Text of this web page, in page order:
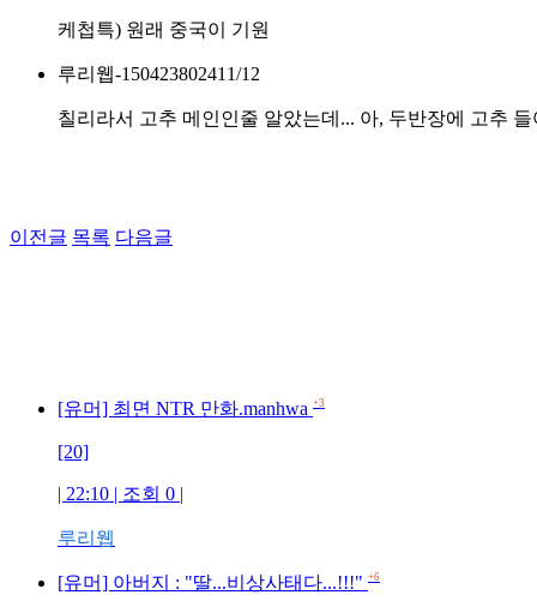
케첩특) 원래 중국이 기원
루리웹-150423802411/12
칠리라서 고추 메인인줄 알았는데... 아, 두반장에 고추 들
이전글 목록 다음글
[유머] 최면 NTR 만화.manhwa +3
[20]
| 22:10 | 조회 0 |
루리웹
[유머] 아버지 : "딸...비상사태다...!!!" +6